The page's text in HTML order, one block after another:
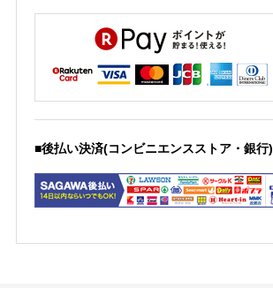
■後払い決済(コンビニエンスストア・銀行)